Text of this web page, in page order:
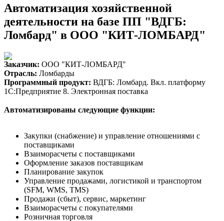
Автоматизация хозяйственной
деятельности на базе ПП "ВДГБ:
Ломбард" в ООО "КИТ-ЛОМБАРД"
Заказчик: ООО "КИТ-ЛОМБАРД"
Отрасль: Ломбарды
Программный продукт: ВДГБ: Ломбард. Вкл. платформу
1С:Предприятие 8. Электронная поставка
Автоматизированы следующие функции:
Закупки (снабжение) и управление отношениями с
поставщиками
Взаиморасчеты с поставщиками
Оформление заказов поставщикам
Планирование закупок
Управление продажами, логистикой и транспортом
(SFM, WMS, TMS)
Продажи (сбыт), сервис, маркетинг
Взаиморасчеты с покупателями
Розничная торговля